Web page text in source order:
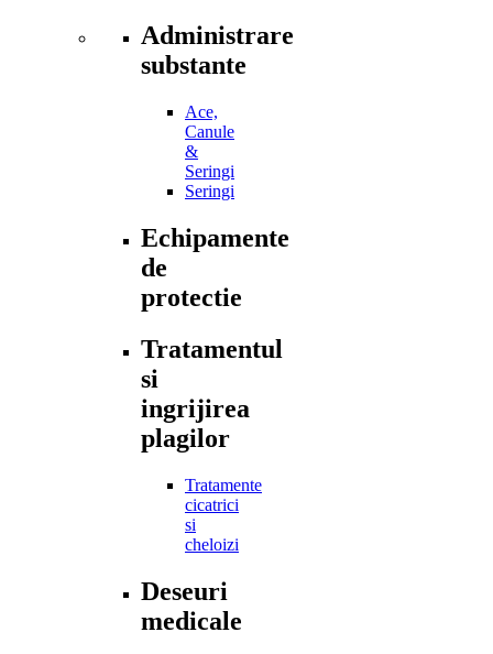
Administrare
substante
Ace,
Canule
&
Seringi
Seringi
Echipamente
de
protectie
Tratamentul
si
ingrijirea
plagilor
Tratamente
cicatrici
si
cheloizi
Deseuri
medicale